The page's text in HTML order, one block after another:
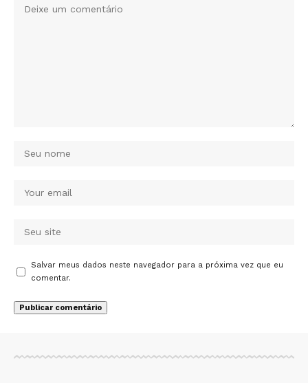
Salvar meus dados neste navegador para a próxima vez que eu
comentar.